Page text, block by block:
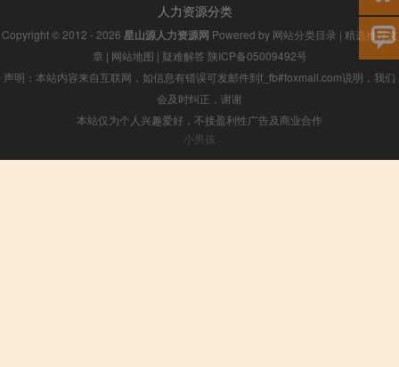
人力资源分类
Copyright © 2012 - 2026 星山源人力资源网 Powered by 网站分类目录 | 精选推荐文
章 | 网站地图 | 疑难解答 陕ICP备05009492号
声明：本站内容来自互联网，如信息有错误可发邮件到f_fb#foxmail.com说明，我们
会及时纠正，谢谢
本站仅为个人兴趣爱好，不接盈利性广告及商业合作
小男孩